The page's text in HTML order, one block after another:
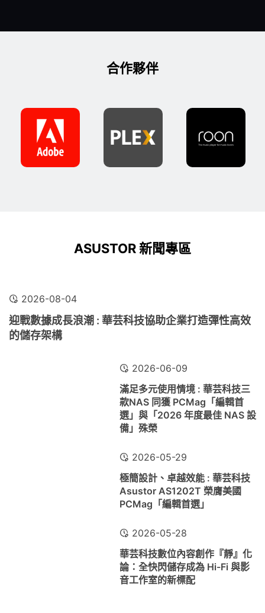
合作夥伴
ASUSTOR 新聞專區
2026-08-04
迎戰數據成長浪潮 : 華芸科技協助企業打造彈性高效
的儲存架構
2026-06-09
滿足多元使用情境 : 華芸科技三
款NAS 同獲 PCMag「編輯首
選」與「2026 年度最佳 NAS 設
備」殊榮
2026-05-29
極簡設計、卓越效能 : 華芸科技
Asustor AS1202T 榮膺美國
PCMag「編輯首選」
2026-05-28
華芸科技數位內容創作『靜』化
論：全快閃儲存成為 Hi-Fi 與影
音工作室的新標配